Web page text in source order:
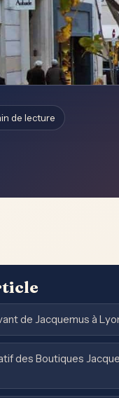
de lecture
de Jacquemus à
des Boutiques